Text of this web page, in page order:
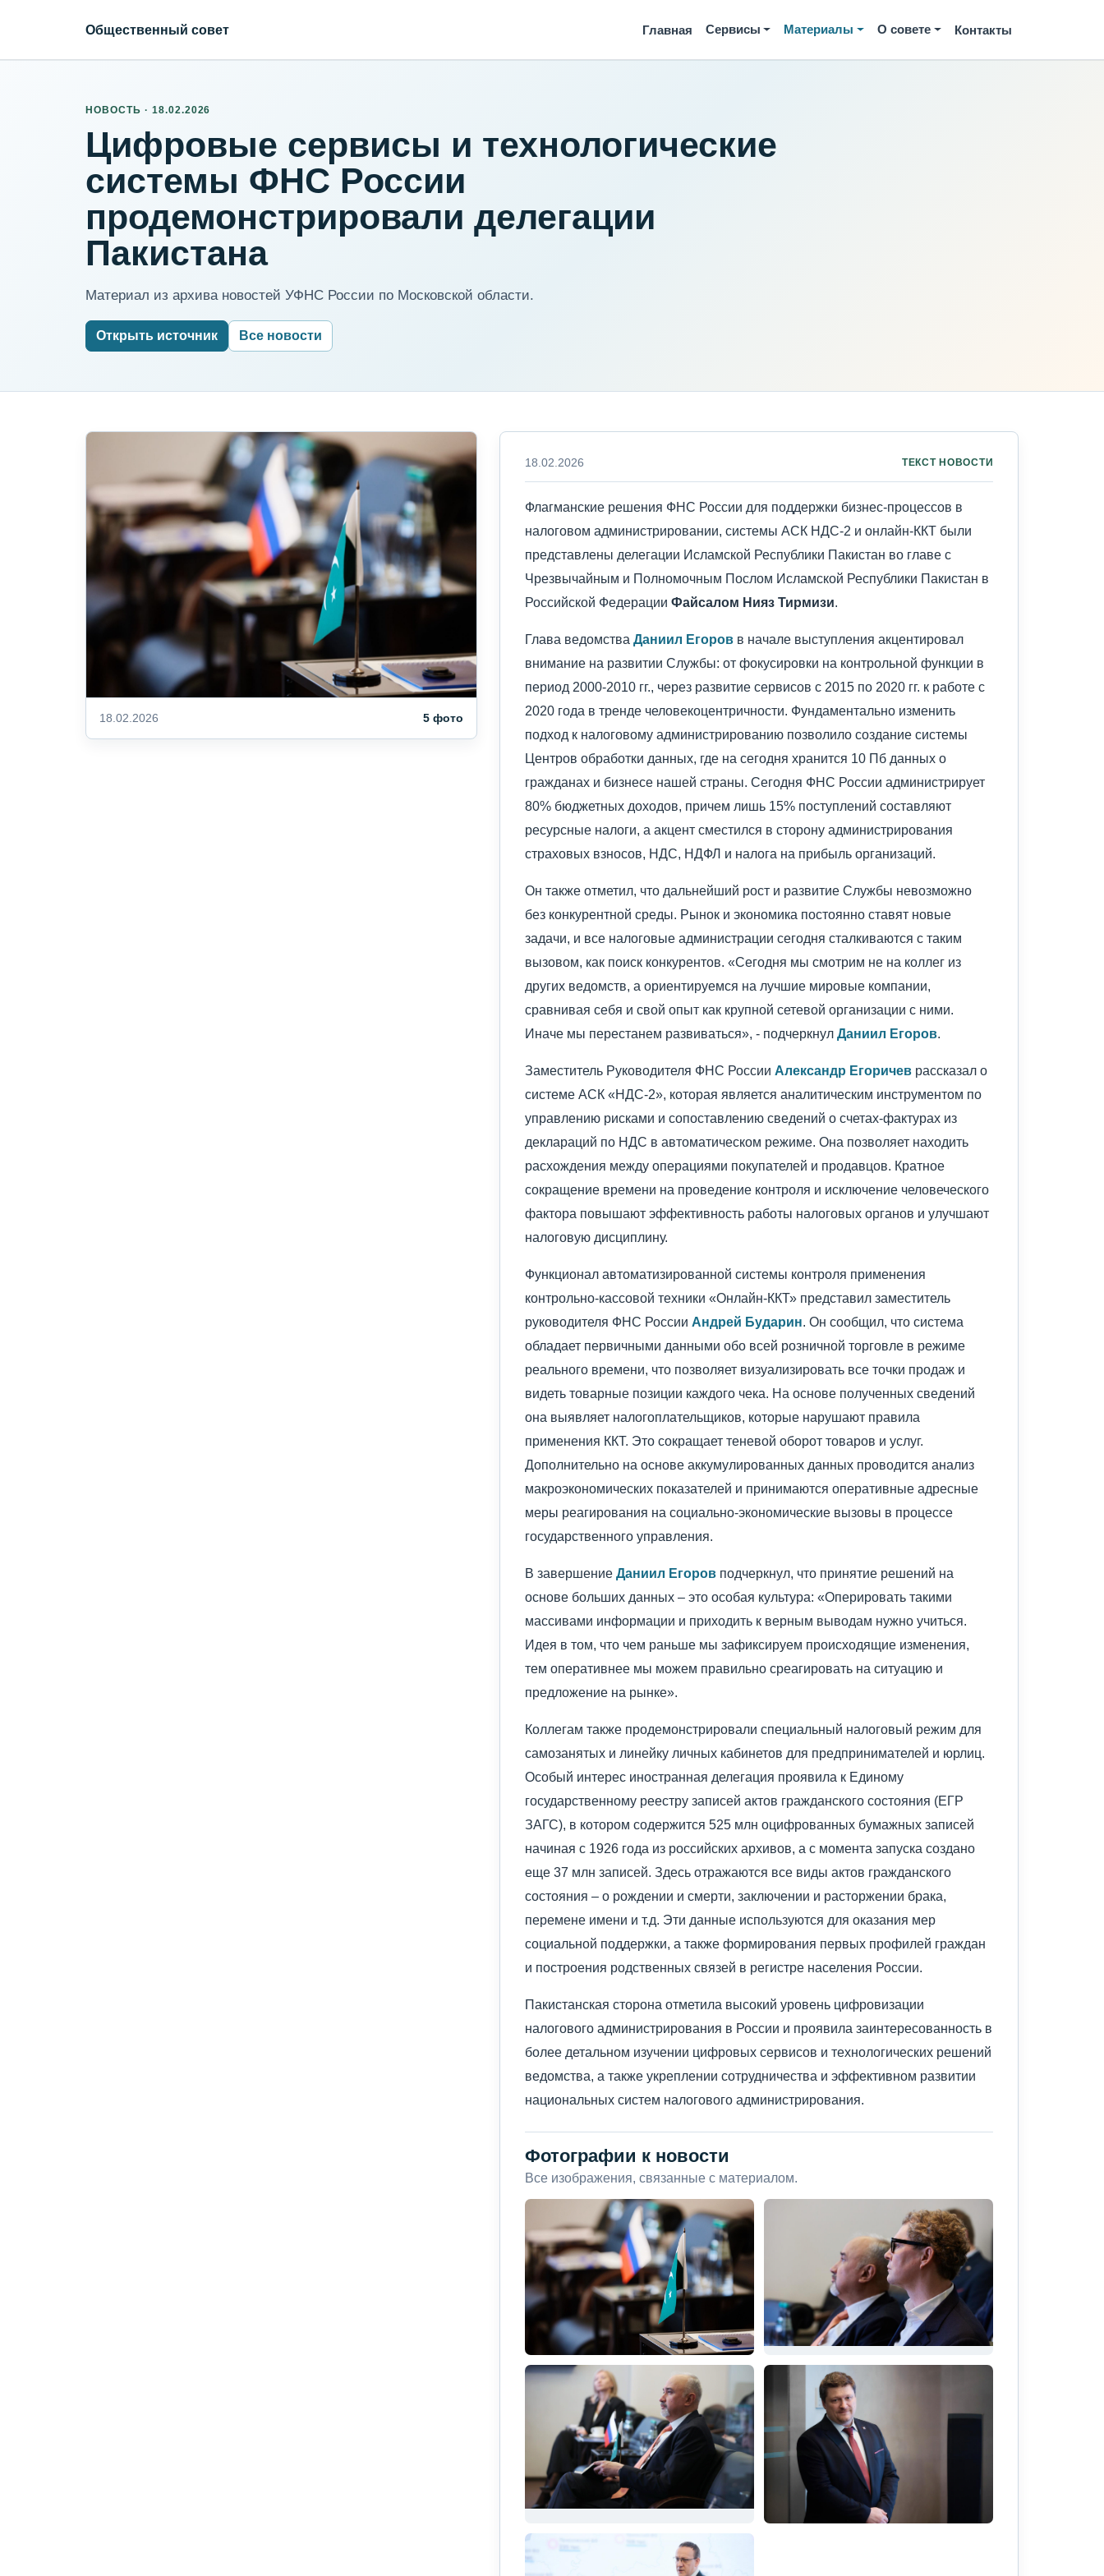
Общественный совет Главная Сервисы Материалы О совете Контакты
НОВОСТЬ · 18.02.2026
Цифровые сервисы и технологические
системы ФНС России
продемонстрировали делегации
Пакистана
Материал из архива новостей УФНС России по Московской области.
Открыть источник Все новости
18.02.2026 5 фото
18.02.2026 ТЕКСТ НОВОСТИ
Флагманские решения ФНС России для поддержки бизнес-процессов в
налоговом администрировании, системы АСК НДС-2 и онлайн-ККТ были
представлены делегации Исламской Республики Пакистан во главе с
Чрезвычайным и Полномочным Послом Исламской Республики Пакистан в
Российской Федерации Файсалом Нияз Тирмизи
Глава ведомства Даниил Егоровв начале выступления акцентировал
внимание на развитии Службы: от фокусировки на контрольной функции в
период 2000-2010 гг., через развитие сервисов с 2015 по 2020 гг. к работе с
2020 года в тренде человекоцентричности. Фундаментально изменить
подход к налоговому администрированию позволило создание системы
Центров обработки данных, где на сегодня хранится 10 Пб данных о
гражданах и бизнесе нашей страны. Сегодня ФНС России администрирует
80% бюджетных доходов, причем лишь 15% поступлений составляют
ресурсные налоги, а акцент сместился в сторону администрирования
страховых взносов, НДС, НДФЛ и налога на прибыль организаций.
Он также отметил, что дальнейший рост и развитие Службы невозможно
без конкурентной среды. Рынок и экономика постоянно ставят новые
задачи, и все налоговые администрации сегодня сталкиваются с таким
вызовом, как поиск конкурентов. «Сегодня мы смотрим не на коллег из
других ведомств, а ориентируемся на лучшие мировые компании,
сравнивая себя и свой опыт как крупной сетевой организации с ними.
Иначе мы перестанем развиваться», - подчеркнул Даниил Егоров.
Заместитель Руководителя ФНС России Александр Егоричеврассказал о
системе АСК «НДС-2», которая является аналитическим инструментом по
управлению рисками и сопоставлению сведений о счетах-фактурах из
деклараций по НДС в автоматическом режиме. Она позволяет находить
расхождения между операциями покупателей и продавцов. Кратное
сокращение времени на проведение контроля и исключение человеческого
фактора повышают эффективность работы налоговых органов и улучшают
налоговую дисциплину.
Функционал автоматизированной системы контроля применения
контрольно-кассовой техники «Онлайн-ККТ» представил заместитель
руководителя ФНС России Андрей Бударин . Он сообщил, что система
обладает первичными данными обо всей розничной торговле в режиме
реального времени, что позволяет визуализировать все точки продаж и
видеть товарные позиции каждого чека. На основе полученных сведений
она выявляет налогоплательщиков, которые нарушают правила
применения ККТ. Это сокращает теневой оборот товаров и услуг.
Дополнительно на основе аккумулированных данных проводится анализ
макроэкономических показателей и принимаются оперативные адресные
меры реагирования на социально-экономические вызовы в процессе
государственного управления.
В завершение Даниил Егоровподчеркнул, что принятие решений на
основе больших данных – это особая культура: «Оперировать такими
массивами информации и приходить к верным выводам нужно учиться.
Идея в том, что чем раньше мы зафиксируем происходящие изменения,
тем оперативнее мы можем правильно среагировать на ситуацию и
предложение на рынке».
Коллегам также продемонстрировали специальный налоговый режим для
самозанятых и линейку личных кабинетов для предпринимателей и юрлиц.
Особый интерес иностранная делегация проявила к Единому
государственному реестру записей актов гражданского состояния (ЕГР
ЗАГС), в котором содержится 525 млн оцифрованных бумажных записей
начиная с 1926 года из российских архивов, а с момента запуска создано
еще 37 млн записей. Здесь отражаются все виды актов гражданского
состояния – о рождении и смерти, заключении и расторжении брака,
перемене имени и т.д. Эти данные используются для оказания мер
социальной поддержки, а также формирования первых профилей граждан
и построения родственных связей в регистре населения России.
Пакистанская сторона отметила высокий уровень цифровизации
налогового администрирования в России и проявила заинтересованность в
более детальном изучении цифровых сервисов и технологических решений
ведомства, а также укреплении сотрудничества и эффективном развитии
национальных систем налогового администрирования.
Фотографии к новости
Все изображения, связанные с материалом.